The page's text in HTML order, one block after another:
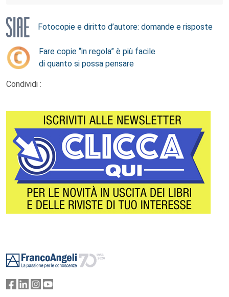
Fotocopie e diritto d’autore: domande e risposte
Fare copie “in regola” è più facile
di quanto si possa pensare
Condividi :